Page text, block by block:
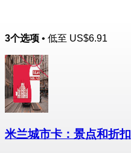
3个选项 • 低至 US$6.91
米兰城市卡：景点和折扣